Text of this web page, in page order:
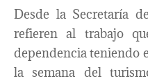
Desde la Secretaría
refieren al trabajo
dependencia teniendo
la semana del